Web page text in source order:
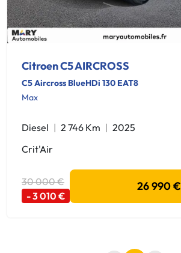
Citroen C5 AIRCROSS
C5 Aircross BlueHDi 130 EAT8
Max
Diesel 2 746 Km
2025
Crit'Air
30 000 €
- 3 010 €
26 990 €